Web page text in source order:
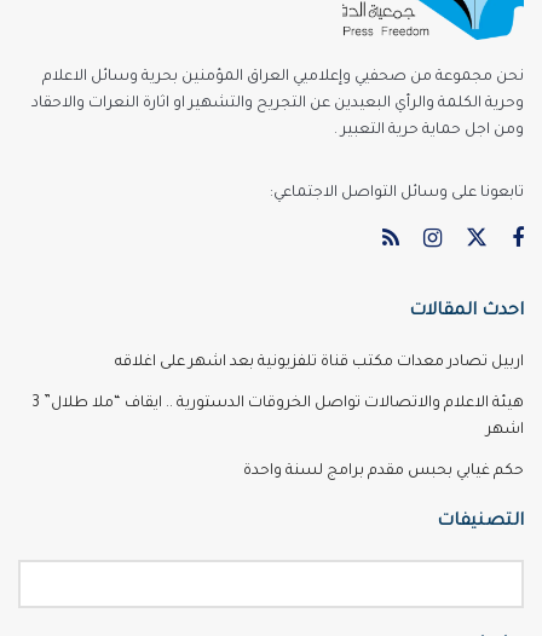
نحن مجموعة من صحفيي وإعلاميي العراق المؤمنين بحرية وسائل الاعلام
وحرية الكلمة والرأي البعيدين عن التجريح والتشهير او اثارة النعرات والاحقاد
ومن اجل حماية حرية التعبير .
تابعونا على وسائل التواصل الاجتماعي:
احدث المقالات
اربيل تصادر معدات مكتب قناة تلفزيونية بعد اشهر على اغلاقه
هيئة الاعلام والاتصالات تواصل الخروقات الدستورية .. ايقاف “ملا طلال” 3
اشهر
حكم غيابي بحبس مقدم برامج لسنة واحدة
التصنيفات